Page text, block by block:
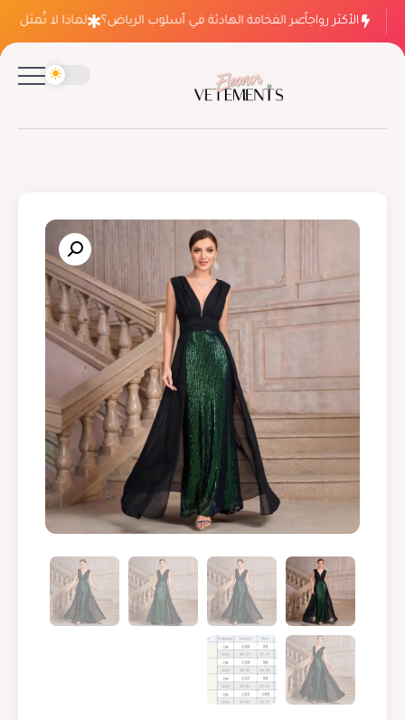
الأكثر رواجاً
لماذا ينتصر الفخامة الهادئة في أسلوب الرياض؟ لماذا لا تُمثل